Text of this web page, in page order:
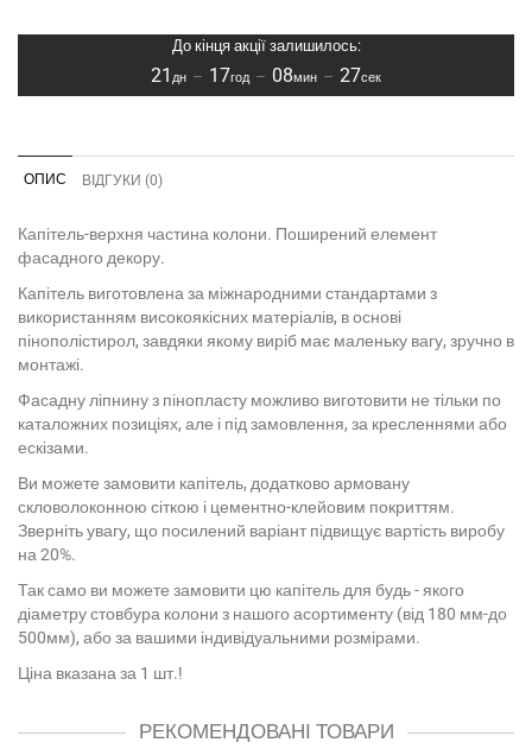
До кінця акції залишилось:
21 дн – 17год – 08мин – 27сек
ОПИС ВІДГУКИ (0)
Капітель-верхня частина колони. Поширений елемент
фасадного декору.
Капітель виготовлена за міжнародними стандартами з
використанням високоякісних матеріалів, в основі
пінополістирол, завдяки якому виріб має маленьку вагу, зручно в
монтажі.
Фасадну ліпнину з пінопласту можливо виготовити не тільки по
каталожних позиціях, але і під замовлення, за кресленнями або
ескізами.
Ви можете замовити капітель, додатково армовану
скловолоконною сіткою і цементно-клейовим покриттям.
Зверніть увагу, що посилений варіант підвищує вартість виробу
на 20%.
Так само ви можете замовити цю капітель для будь - якого
діаметру стовбура колони з нашого асортименту (від 180 мм-до
500мм), або за вашими індивідуальними розмірами.
Ціна вказана за 1 шт.!
РЕКОМЕНДОВАНІ ТОВАРИ